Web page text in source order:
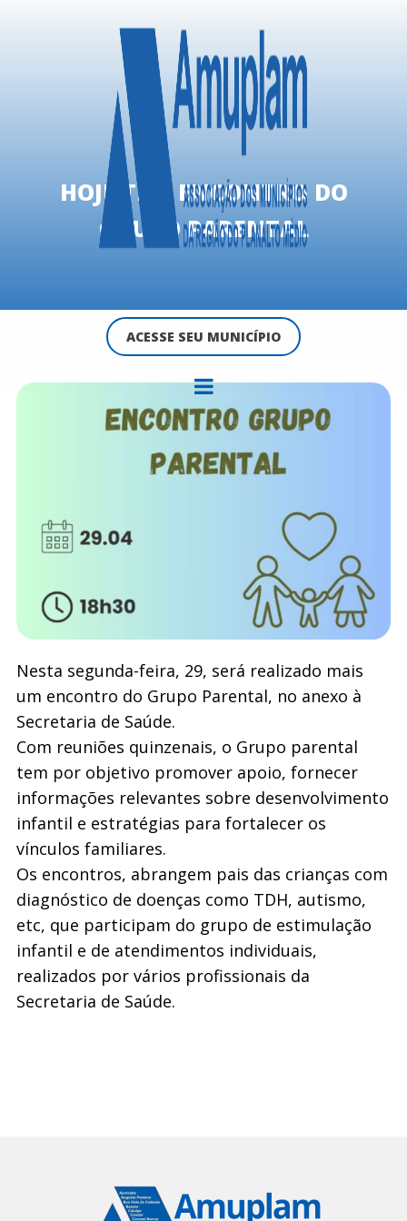
ACESSE SEU MUNICÍPIO
HOJE TEM ENCONTRO DO
GRUPO PARENTAL
Nesta segunda-feira, 29, será realizado mais
um encontro do Grupo Parental, no anexo à
Secretaria de Saúde.
Com reuniões quinzenais, o Grupo parental
tem por objetivo promover apoio, fornecer
informações relevantes sobre desenvolvimento
infantil e estratégias para fortalecer os
vínculos familiares.
Os encontros, abrangem pais das crianças com
diagnóstico de doenças como TDH, autismo,
etc, que participam do grupo de estimulação
infantil e de atendimentos individuais,
realizados por vários profissionais da
Secretaria de Saúde.